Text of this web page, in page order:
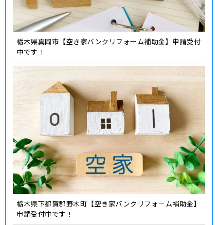
栃木県真岡市【空き家バンクリフォーム補助金】申請受付
中です！
栃木県下都賀郡野木町【空き家バンクリフォーム補助金】
申請受付中です！